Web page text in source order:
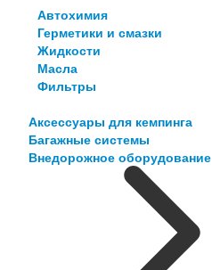
Автохимия
Герметики и смазки
Жидкости
Масла
Фильтры
Аксессуары для кемпинга
Багажные системы
Внедорожное оборудование